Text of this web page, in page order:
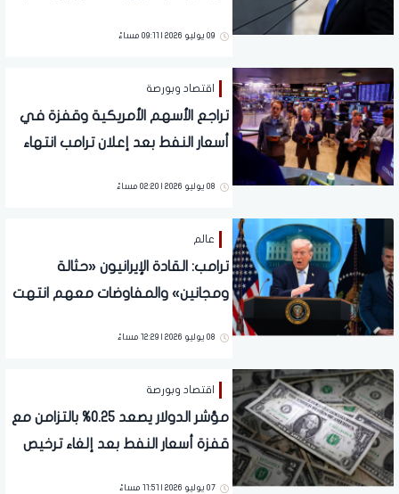
09 يوليو 2026 | 09:11 مساءً
اقتصاد وبورصة
تراجع الأسهم الأمريكية وقفزة في
أسعار النفط بعد إعلان ترامب انتهاء
08 يوليو 2026 | 02:20 مساءً
عالم
ترامب: القادة الإيرانيون «حثالة
ومجانين» والمفاوضات معهم انتهت
08 يوليو 2026 | 12:29 مساءً
اقتصاد وبورصة
مؤشر الدولار يصعد 0.25% بالتزامن مع
قفزة أسعار النفط بعد إلغاء ترخيص
07 يوليو 2026 | 11:51 مساءً